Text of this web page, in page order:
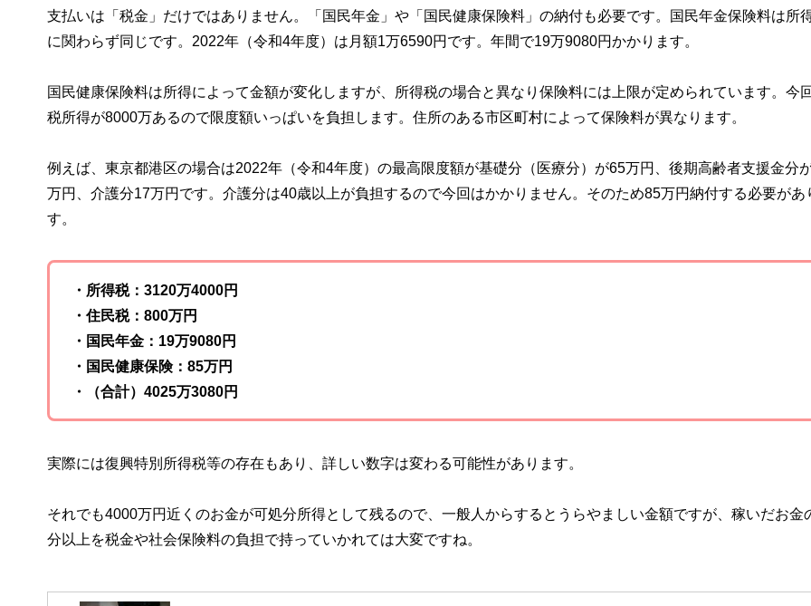
支払いは「税金」だけではありません。「国民年金」や「国民健康保険料」の納付も必要です。国民年金保険料は所
に関わらず同じです。2022年（令和4年度）は月額1万6590円です。年間で19万9080円かかります。
国民健康保険料は所得によって金額が変化しますが、所得税の場合と異なり保険料には上限が定められています。今
税所得が8000万あるので限度額いっぱいを負担します。住所のある市区町村によって保険料が異なります。
例えば、東京都港区の場合は2022年（令和4年度）の最高限度額が基礎分（医療分）が65万円、後期高齢者支援金分
万円、介護分17万円です。介護分は40歳以上が負担するので今回はかかりません。そのため85万円納付する必要があ
す。
・所得税：3120万4000円
・住民税：800万円
・国民年金：19万9080円
・国民健康保険：85万円
・（合計）4025万3080円
実際には復興特別所得税等の存在もあり、詳しい数字は変わる可能性があります。
それでも4000万円近くのお金が可処分所得として残るので、一般人からするとうらやましい金額ですが、稼いだお金
分以上を税金や社会保険料の負担で持っていかれては大変ですね。